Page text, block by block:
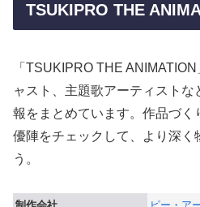
TSUKIPRO THE
「TSUKIPRO THE
ャスト、主題歌アーティスト
報をまとめています。作品づ
優陣をチェックして、より深く
う。